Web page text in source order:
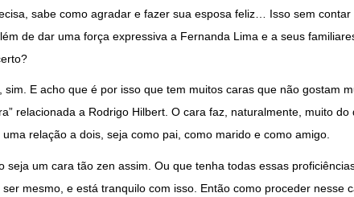
sabe como agradar e fazer sua esposa feliz… Isso sem contar
de dar uma força expressiva a Fernanda Lima e a seus
sim. E acho que é por isso que tem muitos caras que não gostam
relacionada a Rodrigo Hilbert. O cara faz, naturalmente, muito do
relação a dois, seja como pai, como marido e como amigo.
seja um cara tão zen assim. Ou que tenha todas essas
mesmo, e está tranquilo com isso. Então como proceder nesse